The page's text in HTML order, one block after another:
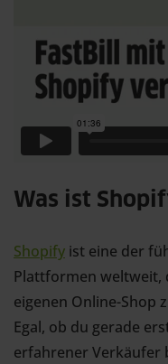
Was ist
Shopify ist eine der
Plattformen weltweit,
eigenen Online-Shop
Egal, ob du gerade
erfahrener Verkäufer